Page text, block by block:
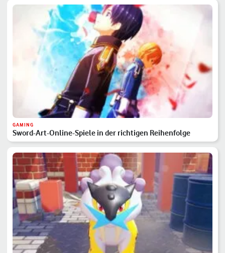
GAMING
Sword-Art-Online-Spiele in der richtigen Reihenfolge